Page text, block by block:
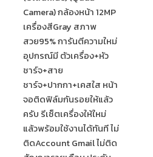
Camera) กล้องหน้า 12MP
เครื่องสีGray สภาพ
สวย95% การันตีความใหม่
อุปกรณ์มี ตัวเครื่อง+หัว
ชาร์จ+สาย
ชาร์จ+ปากกา+เคสใส หน้า
จอติดฟิล์มกันรอยให้แล้ว
ครับ รีเซ็ตเครื่องให้ใหม่
แล้วพร้อมใช้งานได้ทันที ไม่
ติดAccount Gmail ไม่ติด